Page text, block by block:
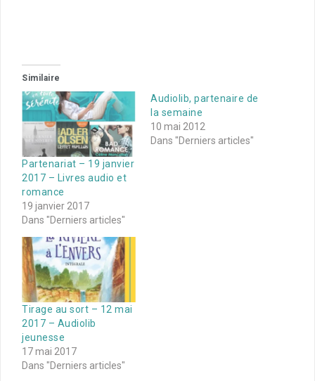
Similaire
Partenariat – 19 janvier
2017 – Livres audio et
romance
19 janvier 2017
Dans "Derniers articles"
Audiolib, partenaire de
la semaine
10 mai 2012
Dans "Derniers articles"
Tirage au sort – 12 mai
2017 – Audiolib
jeunesse
17 mai 2017
Dans "Derniers articles"